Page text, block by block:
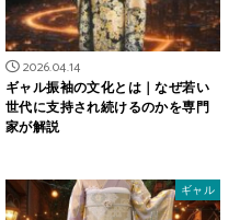
2026.04.14
ギャル振袖の文化とは｜なぜ若い
世代に支持され続けるのかを専門
家が解説
ギャル